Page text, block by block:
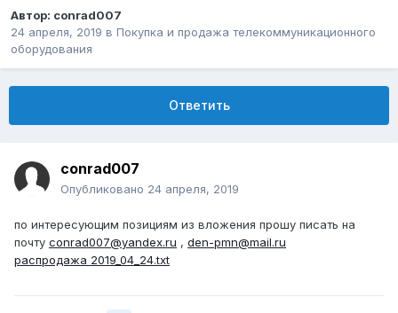
Автор: conrad007
24 апреля, 2019 в Покупка и продажа телекоммуникационного
оборудования
Ответить
conrad007
Опубликовано 24 апреля, 2019
по интересующим позициям из вложения прошу писать на
почту conrad007@yandex.ru , den-pmn@mail.ru
распродажа 2019_04_24.txt